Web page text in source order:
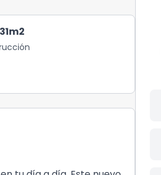
m2